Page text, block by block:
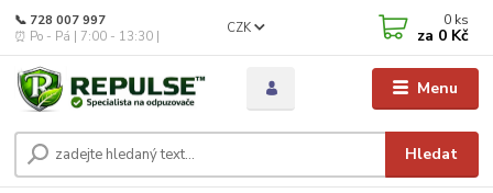
Menu
CZK
Hledat
📞 728 007 997
⏰ Po - Pá | 7:00 - 13:30 |
0 ks
za 0 Kč